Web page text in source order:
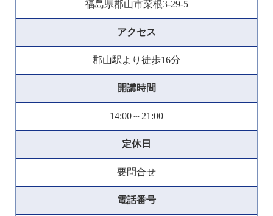
福島県郡山市菜根3-29-5
アクセス
郡山駅より徒歩16分
開講時間
14:00～21:00
定休日
要問合せ
電話番号